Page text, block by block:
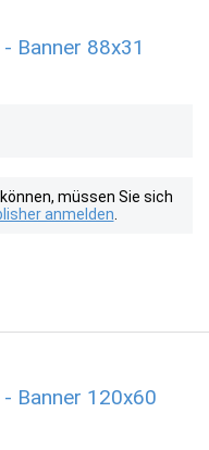
Banner 88x31
müssen Sie sich
anmelden
Banner 120x60